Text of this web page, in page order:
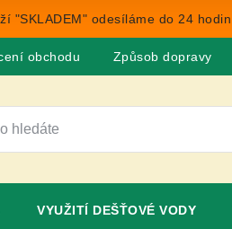
"SKLADEM" odesíláme do 24 hodin.
obchodu Způsob dopravy
VYUŽITÍ DEŠŤOVÉ VODY